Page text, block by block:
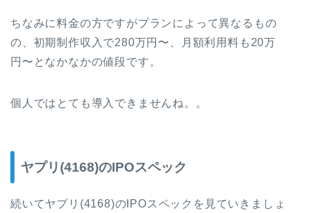
ちなみに料金の方ですがプランによって異なるもの
の、初期制作収入で280万円〜、月額利用料も20万
円〜となかなかの値段です。
個人ではとても導入できませんね。。
ヤプリ(4168)のIPOスペック
続いてヤプリ(4168)のIPOスペックを見ていきましょ